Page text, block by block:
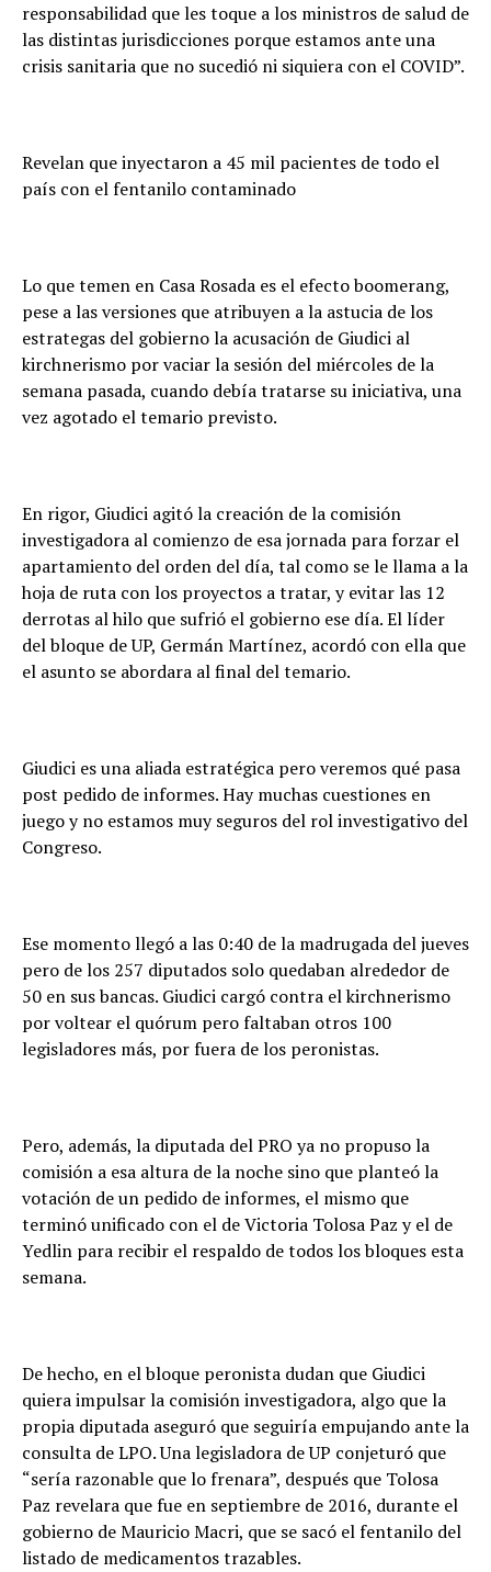
responsabilidad que les toque a los ministros de salud de
las distintas jurisdicciones porque estamos ante una
crisis sanitaria que no sucedió ni siquiera con el COVID”.
Revelan que inyectaron a 45 mil pacientes de todo el
país con el fentanilo contaminado
Lo que temen en Casa Rosada es el efecto boomerang,
pese a las versiones que atribuyen a la astucia de los
estrategas del gobierno la acusación de Giudici al
kirchnerismo por vaciar la sesión del miércoles de la
semana pasada, cuando debía tratarse su iniciativa, una
vez agotado el temario previsto.
En rigor, Giudici agitó la creación de la comisión
investigadora al comienzo de esa jornada para forzar el
apartamiento del orden del día, tal como se le llama a la
hoja de ruta con los proyectos a tratar, y evitar las 12
derrotas al hilo que sufrió el gobierno ese día. El líder
del bloque de UP, Germán Martínez, acordó con ella que
el asunto se abordara al final del temario.
Giudici es una aliada estratégica pero veremos qué pasa
post pedido de informes. Hay muchas cuestiones en
juego y no estamos muy seguros del rol investigativo del
Congreso.
Ese momento llegó a las 0:40 de la madrugada del jueves
pero de los 257 diputados solo quedaban alrededor de
50 en sus bancas. Giudici cargó contra el kirchnerismo
por voltear el quórum pero faltaban otros 100
legisladores más, por fuera de los peronistas.
Pero, además, la diputada del PRO ya no propuso la
comisión a esa altura de la noche sino que planteó la
votación de un pedido de informes, el mismo que
terminó unificado con el de Victoria Tolosa Paz y el de
Yedlin para recibir el respaldo de todos los bloques esta
semana.
De hecho, en el bloque peronista dudan que Giudici
quiera impulsar la comisión investigadora, algo que la
propia diputada aseguró que seguiría empujando ante la
consulta de LPO. Una legisladora de UP conjeturó que
“sería razonable que lo frenara”, después que Tolosa
Paz revelara que fue en septiembre de 2016, durante el
gobierno de Mauricio Macri, que se sacó el fentanilo del
listado de medicamentos trazables.